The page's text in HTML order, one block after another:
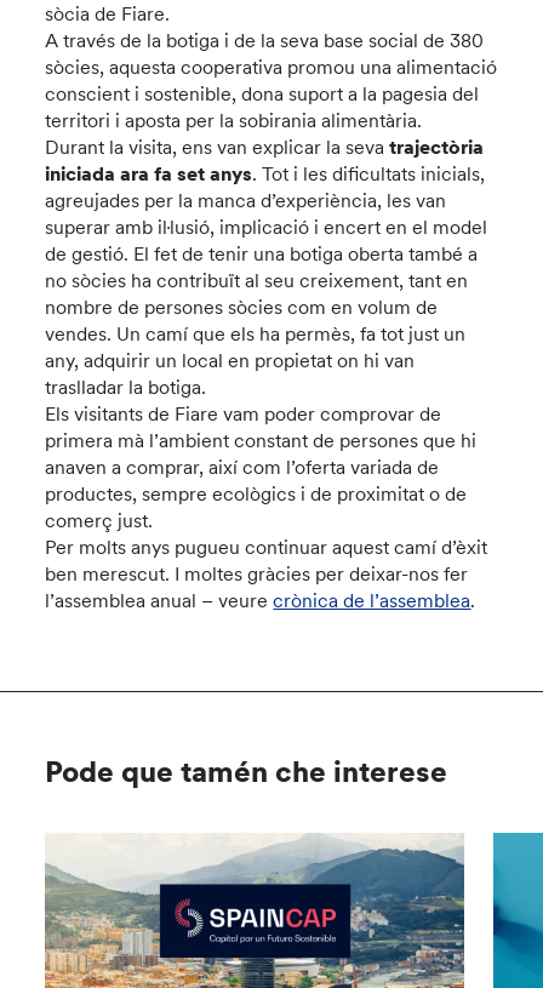
sòcia de Fiare.
A través de la botiga i de la seva base social de 380
sòcies, aquesta cooperativa promou una alimentació
conscient i sostenible, dona suport a la pagesia del
territori i aposta per la sobirania alimentària.
Durant la visita, ens van explicar la sevatrajectòria
iniciada ara fa set anys. Tot i les dificultats inicials,
agreujades per la manca d’experiència, les van
superar amb il·lusió, implicació i encert en el model
de gestió. El fet de tenir una botiga oberta també a
no sòcies ha contribuït al seu creixement, tant en
nombre de persones sòcies com en volum de
vendes. Un camí que els ha permès, fa tot just un
any, adquirir un local en propietat on hi van
traslladar la botiga.
Els visitants de Fiare vam poder comprovar de
primera mà l’ambient constant de persones que hi
anaven a comprar, així com l’oferta variada de
productes, sempre ecològics i de proximitat o de
comerç just.
Per molts anys pugueu continuar aquest camí d’èxit
ben merescut. I moltes gràcies per deixar-nos fer
l’assemblea anual – veurecrònica de l’assemblea.
Pode que tamén che interese